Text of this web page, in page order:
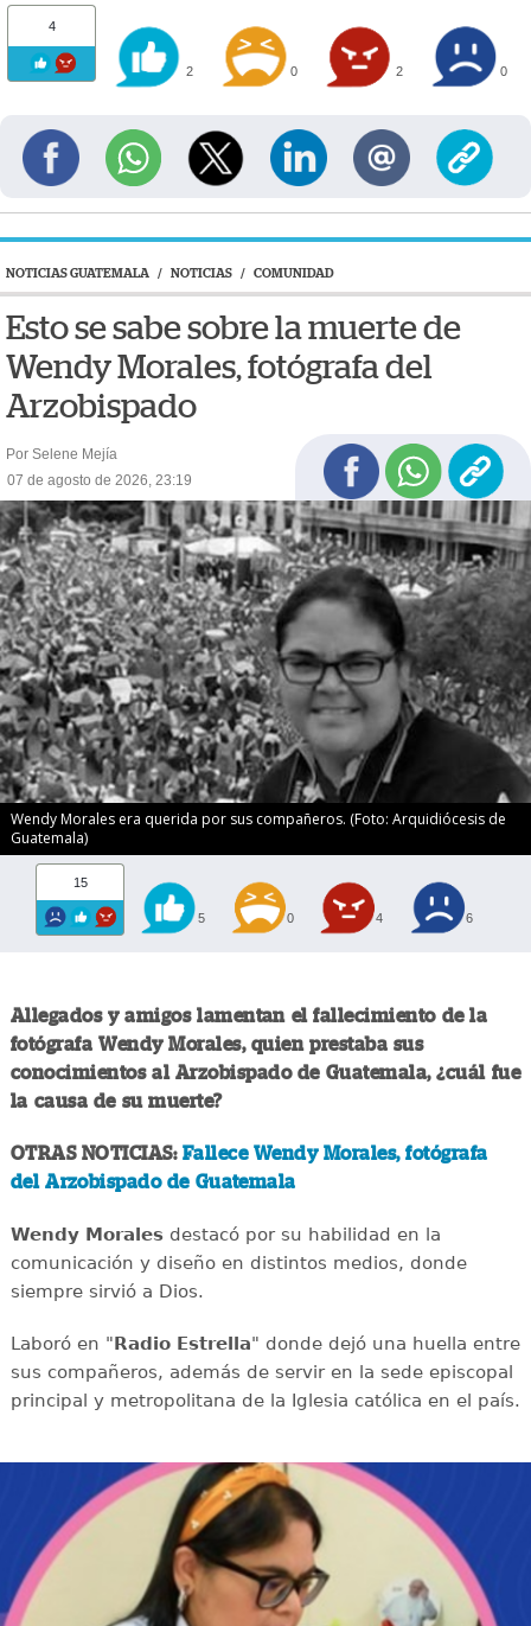
4
2 0 2 0
NOTICIAS GUATEMALA / NOTICIAS / COMUNIDAD
Esto se sabe sobre la muerte de
Wendy Morales, fotógrafa del
Arzobispado
Por Selene Mejía
07 de agosto de 2026, 23:19
Wendy Morales era querida por sus compañeros. (Foto: Arquidiócesis de
Guatemala)
15
5 0 4 6
Allegados y amigos lamentan el fallecimiento de la
fotógrafa Wendy Morales, quien prestaba sus
conocimientos al Arzobispado de Guatemala, ¿cuál fue
la causa de su muerte?
OTRAS NOTICIAS: Fallece Wendy Morales, fotógrafa
del Arzobispado de Guatemala
Wendy Moralesdestacó por su habilidad en la
comunicación y diseño en distintos medios, donde
siempre sirvió a Dios.
Laboró en "Radio Estrella" donde dejó una huella entre
sus compañeros, además de servir en la sede episcopal
principal y metropolitana de la Iglesia católica en el país.